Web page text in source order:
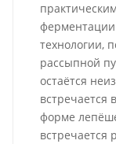
технологии,
рассыпной
остаётся
встречается
форме
встречается